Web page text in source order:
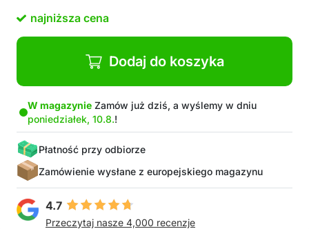
najniższa cena
Dodaj do koszyka
W magazynie Zamów już dziś, a wyślemy w dniu
poniedziałek, 10.8.!
Płatność przy odbiorze
Zamówienie wysłane z europejskiego magazynu
4.7
Przeczytaj nasze 4,000 recenzje